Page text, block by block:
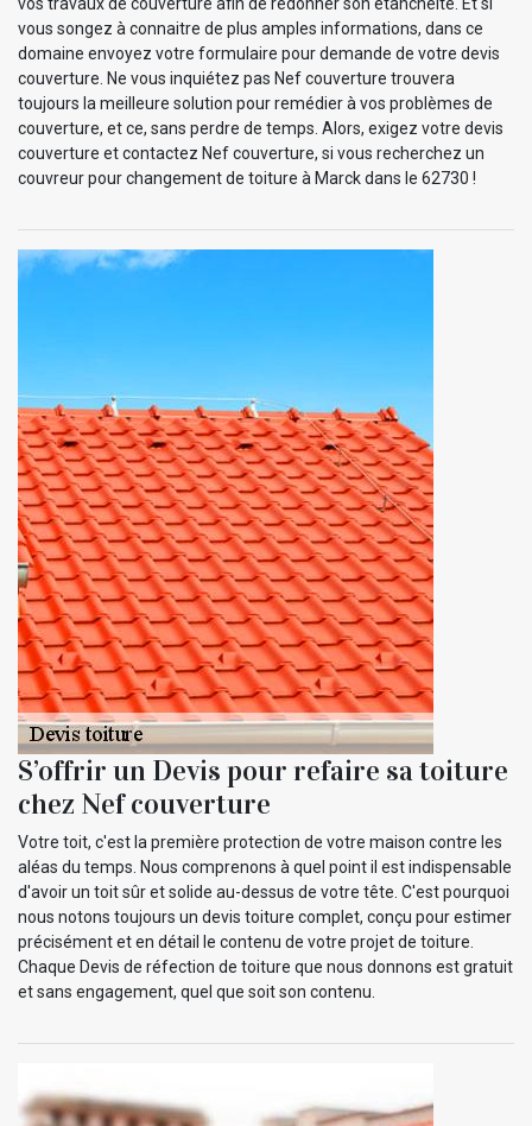
vous songez à connaitre de plus amples informations, dans ce
domaine envoyez votre formulaire pour demande de votre devis
couverture. Ne vous inquiétez pas Nef couverture trouvera
toujours la meilleure solution pour remédier à vos problèmes de
couverture, et ce, sans perdre de temps. Alors, exigez votre devis
couverture et contactez Nef couverture, si vous recherchez un
couvreur pour changement de toiture à Marck dans le 62730 !
S’offrir un Devis pour refaire sa toiture
chez Nef couverture
Votre toit, c'est la première protection de votre maison contre les
aléas du temps. Nous comprenons à quel point il est indispensable
d'avoir un toit sûr et solide au-dessus de votre tête. C'est pourquoi
nous notons toujours un devis toiture complet, conçu pour estimer
précisément et en détail le contenu de votre projet de toiture.
Chaque Devis de réfection de toiture que nous donnons est gratuit
et sans engagement, quel que soit son contenu.